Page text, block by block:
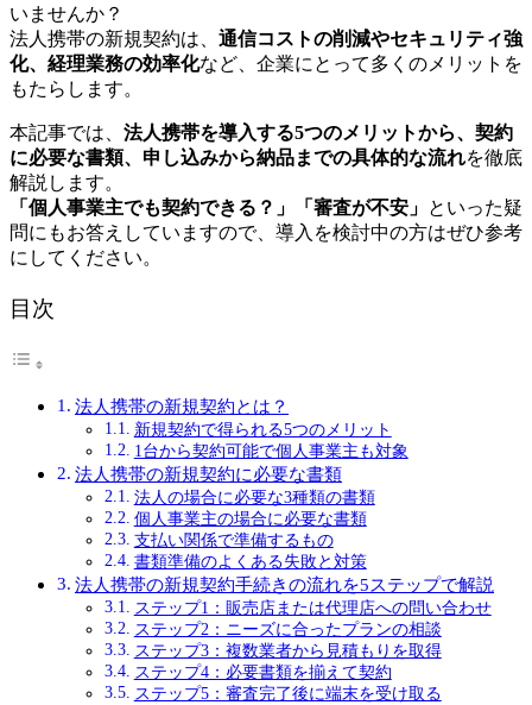
いませんか？
法人携帯の新規契約は、 通信コストの削減やセキュリティ強
化、経理業務の効率化など、企業にとって多くのメリットを
もたらします。
本記事では、 法人携帯を導入する5つのメリットから、契約
に必要な書類、申し込みから納品までの具体的な流れを徹底
解説します。
「個人事業主でも契約できる？」「審査が不安」 といった疑
問にもお答えしていますので、導入を検討中の方はぜひ参考
にしてください。
目次
法人携帯の新規契約とは？
新規契約で得られる5つのメリット
1台から契約可能で個人事業主も対象
法人携帯の新規契約に必要な書類
法人の場合に必要な3種類の書類
個人事業主の場合に必要な書類
支払い関係で準備するもの
書類準備のよくある失敗と対策
法人携帯の新規契約手続きの流れを5ステップで解説
ステップ1：販売店または代理店への問い合わせ
ステップ2：ニーズに合ったプランの相談
ステップ3：複数業者から見積もりを取得
ステップ4：必要書類を揃えて契約
ステップ5：審査完了後に端末を受け取る